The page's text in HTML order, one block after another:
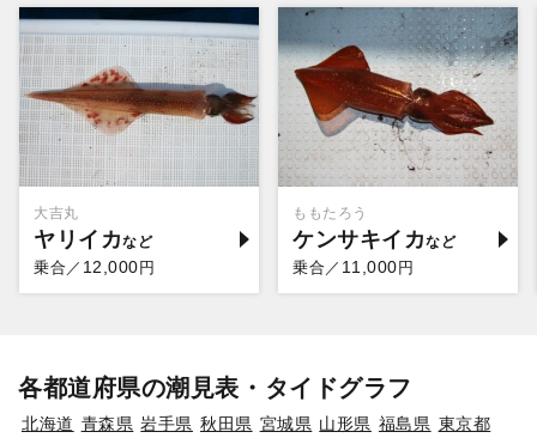
大吉丸
ヤリイカ
乗合／ 12,000円
ももたろう
ケンサキイカ
乗合／ 11,000円
各都道府県の潮見表・タイドグラフ
北海道 青森県 岩手県 秋田県 宮城県 山形県 福島県 東京都